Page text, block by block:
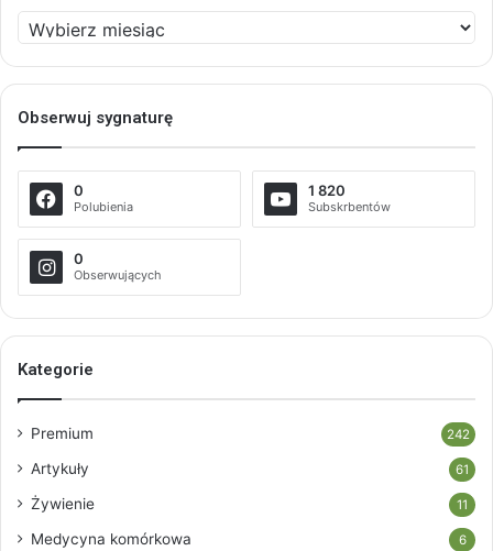
Archiwum
Obserwuj sygnaturę
0
Polubienia
1 820
Subskrbentów
0
Obserwujących
Kategorie
Premium 242
Artykuły 61
Żywienie 11
Medycyna komórkowa 6